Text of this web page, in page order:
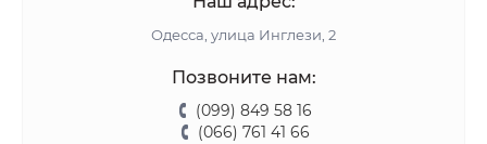
Одесса, улица Инглези, 2
Позвоните нам:
(099) 849 58 16
(066) 761 41 66